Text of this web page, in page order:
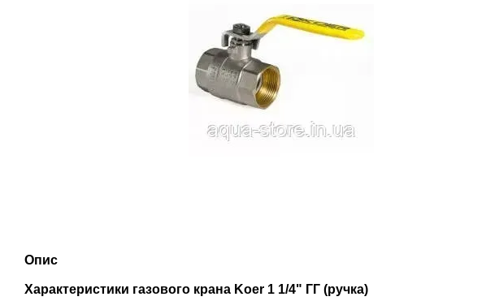
Опис
Характеристики газового крана Koer 1 1/4" ГГ (ручка)